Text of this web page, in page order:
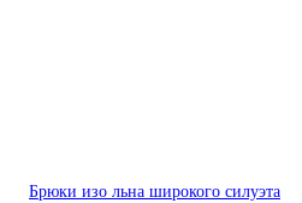
Брюки изо льна широкого силуэта